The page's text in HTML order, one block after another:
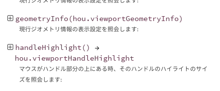
geometryInfo (hou . viewportGeometryInfo)
現行ジオメトリ情報の表示設定を照会します:
handleHighlight ()
→
hou . viewportHandleHighlight
マウスがハンドル部分の上にある時、そのハンドルのハイライトのサイ
ズを照会します: